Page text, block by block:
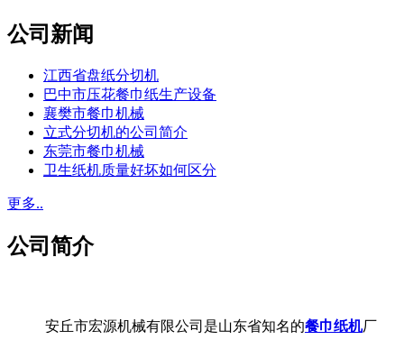
公司新闻
江西省盘纸分切机
巴中市压花餐巾纸生产设备
襄樊市餐巾机械
立式分切机的公司简介
东莞市餐巾机械
卫生纸机质量好坏如何区分
更多..
公司简介
安丘市宏源机械有限公司是山东省知名的餐巾纸机厂